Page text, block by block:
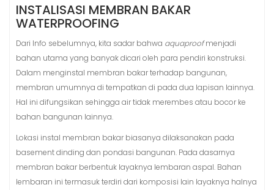
INSTALISASI MEMBRAN BAKAR
WATERPROOFING
Dari Info sebelumnya, kita sadar bahwa aquaproofmenjadi
bahan utama yang banyak dicari oleh para pendiri konstruksi.
Dalam menginstal membran bakar terhadap bangunan,
membran umumnya di tempatkan di pada dua lapisan lainnya.
Hal ini difungsikan sehingga air tidak merembes atau bocor ke
bahan bangunan lainnya.
Lokasi instal membran bakar biasanya dilaksanakan pada
basement dinding dan pondasi bangunan. Pada dasarnya
membran bakar berbentuk layaknya lembaran aspal. Bahan
lembaran ini termasuk terdiri dari komposisi lain layaknya halnya